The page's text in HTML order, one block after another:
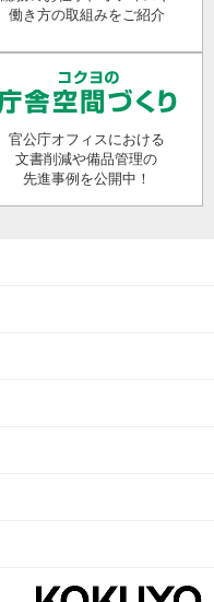
働き方の取組みをご紹介
官公庁オフィスにおける
文書削減や備品管理の
先進事例を公開中！